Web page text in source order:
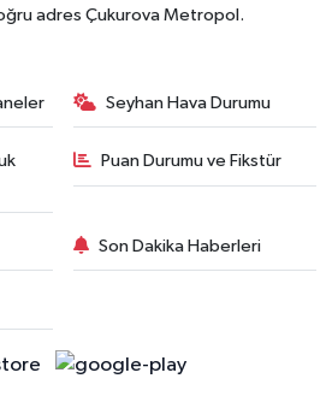
adres Çukurova Metropol.
Seyhan Hava Durumu
Puan Durumu ve Fikstür
Son Dakika Haberleri